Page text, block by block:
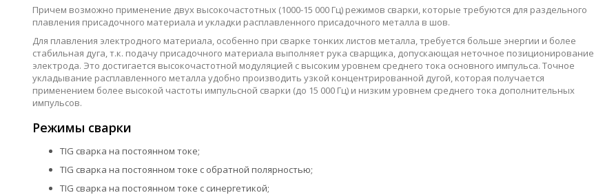
Причем возможно применение двух высокочастотных (1000-15 000 Гц) режимов сварки, которые требуются для раздельного
плавления присадочного материала и укладки расплавленного присадочного металла в шов.
Для плавления электродного материала, особенно при сварке тонких листов металла, требуется больше энергии и более
стабильная дуга, т.к. подачу присадочного материала выполняет рука сварщика, допускающая неточное позиционирование
электрода. Это достигается высокочастотной модуляцией с высоким уровнем среднего тока основного импульса. Точное
укладывание расплавленного металла удобно производить узкой концентрированной дугой, которая получается
применением более высокой частоты импульсной сварки (до 15 000 Гц) и низким уровнем среднего тока дополнительных
импульсов.
Режимы сварки
TIG сварка на постоянном токе;
TIG сварка на постоянном токе c обратной полярностью;
TIG сварка на постоянном токе c синергетикой;